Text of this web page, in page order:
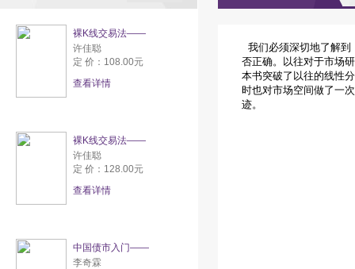
裸K线交易法——
许佳聪
定 价：108.00元
查看详情
裸K线交易法——
许佳聪
定 价：128.00元
查看详情
中国债市入门——
李奇霖
我们必须深切地了解到
否正确。以往对于市场
本书突破了以往的线性
时也对市场空间做了一
迹。